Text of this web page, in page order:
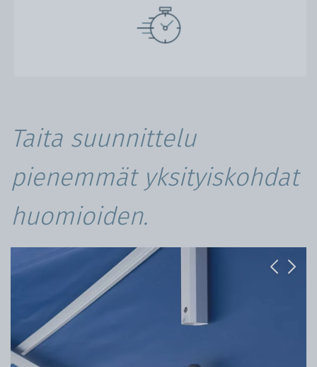
Taita suunnittelu
pienemmät yksityiskohdat
huomioiden.
Previous
Next